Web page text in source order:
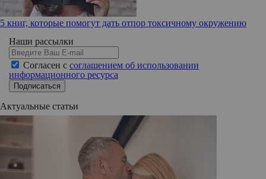
5 книг, которые помогут дать отпор токсичному окружению
Наши рассылки
Согласен с соглашением об использовании
информационного ресурса
Подписаться
Актуальные статьи